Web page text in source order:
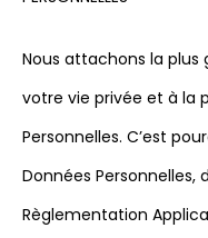
Nous attachons la
votre vie privée et à la
Personnelles. C’est
Données Personnelles,
Règlementation